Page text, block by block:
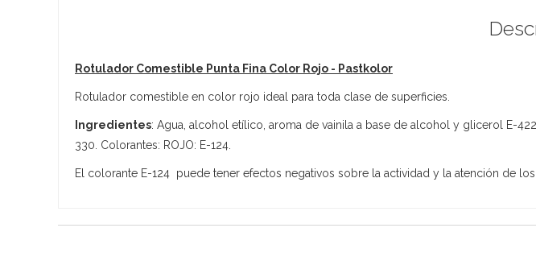
Rotulador Comestible Punta Fina Color Rojo - Pastkolor
Rotulador comestible en color rojo ideal para toda clase de superficies.
Ingredientes: Agua, alcohol etílico, aroma de vainila a base de alcohol y glicerol E-
330. Colorantes: ROJO: E-124.
El colorante E-124 puede tener efectos negativos sobre la actividad y la atención de los